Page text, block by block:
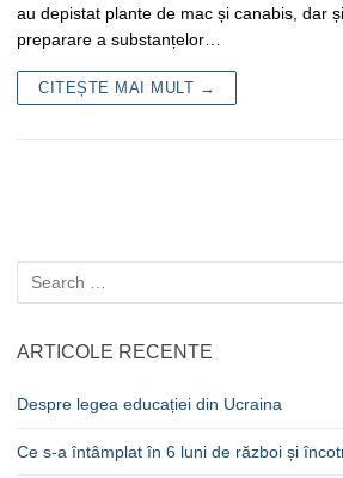
au depistat plante de mac și canabis, dar
preparare a substanțelor…
CITEȘTE MAI MULT →
Caută
după:
ARTICOLE RECENTE
Despre legea educației din Ucraina
Ce s-a întâmplat în 6 luni de război și